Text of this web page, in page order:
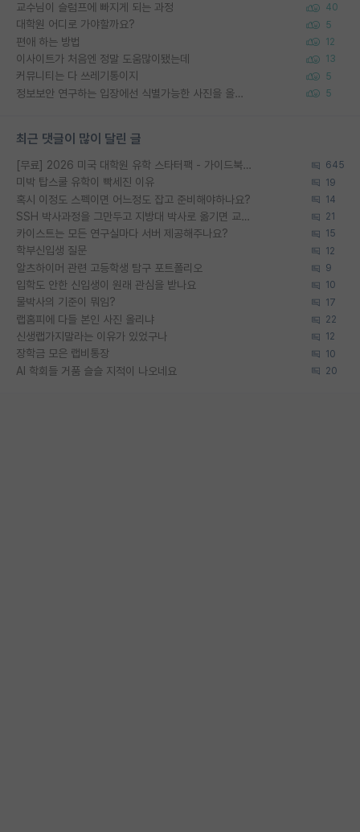
교수님이 슬럼프에 빠지게 되는 과정 40
대학원 어디로 가야할까요? 5
편애 하는 방법 12
이사이트가 처음엔 정말 도움많이됐는데 13
커뮤니티는 다 쓰레기통이지 5
정보보안 연구하는 입장에선 식별가능한 사진을 올리는건 비추이긴함 5
최근 댓글이 많이 달린 글
[무료] 2026 미국 대학원 유학 스타터팩 - 가이드북 & 합격자 컨택메일 템플릿 645
미박 탑스쿨 유학이 빡세진 이유 19
혹시 이정도 스펙이면 어느정도 잡고 준비해야하나요? 14
SSH 박사과정을 그만두고 지방대 박사로 옮기면 교수의 꿈은 끝일까요? 21
카이스트는 모든 연구실마다 서버 제공해주나요? 15
학부신입생 질문 12
알츠하이머 관련 고등학생 탐구 포트폴리오 9
입학도 안한 신입생이 원래 관심을 받나요 10
물박사의 기준이 뭐임? 17
랩홈피에 다들 본인 사진 올리냐 22
신생랩가지말라는 이유가 있었구나 12
장학금 모은 랩비통장 10
AI 학회들 거품 슬슬 지적이 나오네요 20